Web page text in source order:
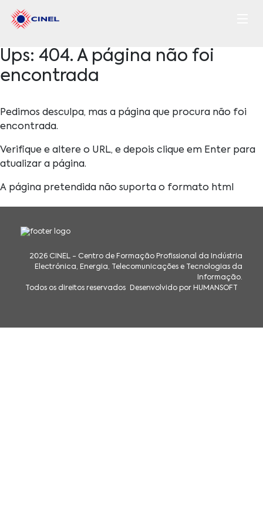
Ups: 404. A página não foi
encontrada
Pedimos desculpa, mas a página que procura não foi
encontrada.
Verifique e altere o URL, e depois clique em Enter para
atualizar a página.
A página pretendida não suporta o formato html
2026 CINEL - Centro de Formação Profissional da Indústria
Electrónica, Energia, Telecomunicações e Tecnologias da
Informação.
Todos os direitos reservados
Desenvolvido por HUMANSOFT